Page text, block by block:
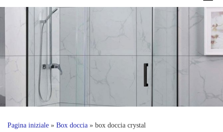
Pagina iniziale » Box doccia » box doccia crystal